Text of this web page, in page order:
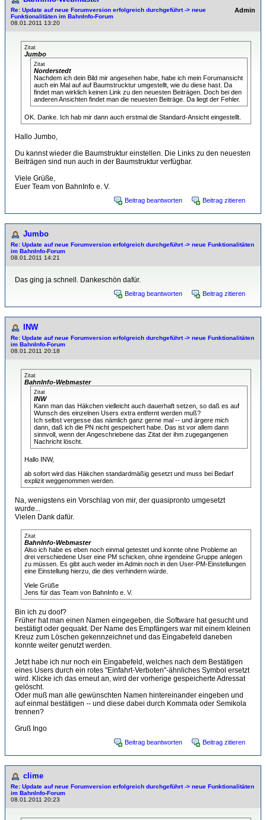
Re: Update auf neue Forumversion erfolgreich durchgeführt -> neue
Funktionalitäten im BahnInfo-Forum
08.01.2011 13:20
Admin
Zitat
Jumbo
Zitat
Norderstedt
Nachdem ich dein Bild mir angesehen habe, habe ich mein Forumansicht
auch ein Mal auf auf Baumstrucktur umgestellt, wie du diese hast. Da
findet man wirklich keinen Link zu den neuesten Beiträgen. Doch bei den
anderen Ansichten findet man die neuesten Beiträge. Da liegt der Fehler.
OK. Danke. Ich hab mir dann auch erstmal die Standard-Ansicht eingestellt.
Hallo Jumbo,
Du kannst wieder die Baumstruktur einstellen. Die Links zu den neuesten
Beiträgen sind nun auch in der Baumstruktur verfügbar.
Viele Grüße,
Euer Team von BahnInfo e. V.
Beitrag beantworten Beitrag zitieren
Jumbo
Re: Update auf neue Forumversion erfolgreich durchgeführt -> neue Funktionalitäten
im BahnInfo-Forum
08.01.2011 14:21
Das ging ja schnell. Dankeschön dafür.
Beitrag beantworten Beitrag zitieren
INW
Re: Update auf neue Forumversion erfolgreich durchgeführt -> neue Funktionalitäten
im BahnInfo-Forum
08.01.2011 20:18
Zitat
BahnInfo-Webmaster
Zitat
INW
Kann man das Häkchen vielleicht auch dauerhaft setzen, so daß es auf
Wunsch des einzelnen Users extra entfernt werden muß?
Ich selbst vergesse das nämlich ganz gerne mal -- und ärgere mich
dann, daß ich die PN nicht gespeichert habe. Das ist vor allem dann
sinnvoll, wenn der Angeschriebene das Zitat der ihm zugegangenen
Nachricht löscht.
Hallo INW,
ab sofort wird das Häkchen standardmäßig gesetzt und muss bei Bedarf
explizit weggenommen werden.
Na, wenigstens ein Vorschlag von mir, der quasipronto umgesetzt
wurde...
Vielen Dank dafür.
Zitat
BahnInfo-Webmaster
Also ich habe es eben noch einmal getestet und konnte ohne Probleme an
drei verschiedene User eine PM schicken, ohne irgendeine Gruppe anlegen
zu müssen. Es gibt auch weder im Admin noch in den User-PM-Einstellungen
eine Einstellung hierzu, die dies verhindern würde.
Viele Grüße
Jens für das Team von BahnInfo e. V.
Bin ich zu doof?
Früher hat man einen Namen eingegeben, die Software hat gesucht und
bestätigt oder gequakt. Der Name des Empfängers war mit einem kleinen
Kreuz zum Löschen gekennzeichnet und das Eingabefeld daneben
konnte weiter genutzt werden.
Jetzt habe ich nur noch ein Eingabefeld, welches nach dem Bestätigen
eines Users durch ein rotes "Einfahrt-Verboten"-ähnliches Symbol ersetzt
wird. Klicke ich das erneut an, wird der vorherige gespeicherte Adressat
gelöscht.
Oder muß man alle gewünschten Namen hintereinander eingeben und
auf einmal bestätigen -- und diese dabei durch Kommata oder Semikola
trennen?
Gruß Ingo
Beitrag beantworten Beitrag zitieren
clime
Re: Update auf neue Forumversion erfolgreich durchgeführt -> neue Funktionalitäten
im BahnInfo-Forum
08.01.2011 20:23